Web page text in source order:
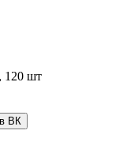
120 шт
ВК